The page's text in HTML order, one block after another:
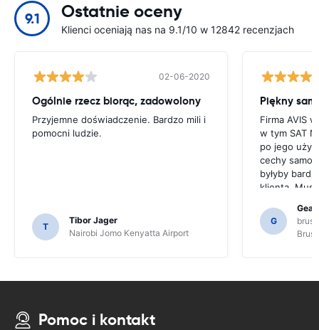
9.1 Ostatnie oceny
Klienci oceniają nas na 9.1/10 w 12842 recenzjach
02-06-2020
Ogólnie rzecz biorąc, zadowolony
Przyjemne doświadczenie. Bardzo mili i
pomocni ludzie.
T
Tibor Jager
Nairobi Jomo Kenyatta Airport
Firma AVIS
w tym SAT
po jego
cechy
byłyby
klienta.
dlatego, że
się w
G
Pomoc i kontakt